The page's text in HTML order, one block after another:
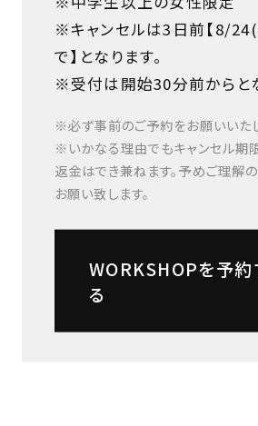
※キャンセルは3日前【8/
で】となります。
※受付は開始30分前からと
※必ず事前のご予約をお願いいたし
※いかなる理由でもキャンセル期
返金はでき兼ねます。予めご理解
お願い致します。
WORKSHOPを予約
る